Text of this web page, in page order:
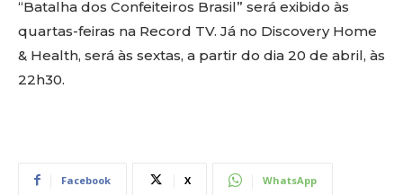
“Batalha dos Confeiteiros Brasil” será exibido às
quartas-feiras na Record TV. Já no Discovery Home
& Health, será às sextas, a partir do dia 20 de abril, às
22h30.
Facebook X WhatsApp